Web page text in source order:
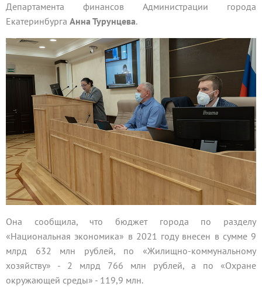
Департамента финансов Администрации города
Екатеринбурга Анна Турунцева.
Она сообщила, что бюджет города по разделу
«Национальная экономика» в 2021 году внесен в сумме 9
млрд 632 млн рублей, по «Жилищно-коммунальному
хозяйству» - 2 млрд 766 млн рублей, а по «Охране
окружающей среды» - 119,9 млн.